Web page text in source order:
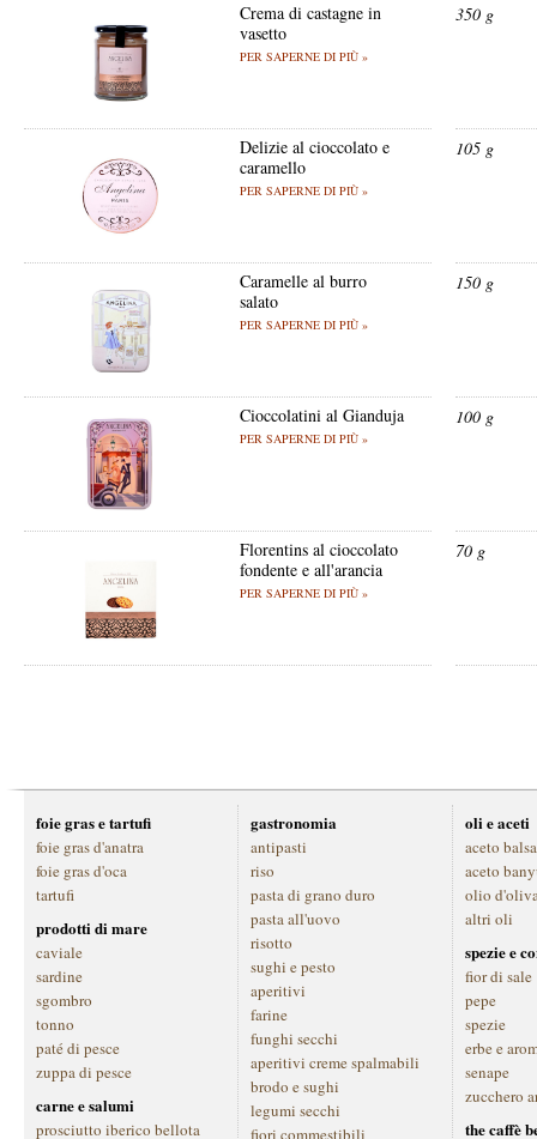
Crema di castagne in
vasetto
PER SAPERNE DI PIÙ »
350 g
Delizie al cioccolato e
caramello
PER SAPERNE DI PIÙ »
105 g
Caramelle al burro
salato
PER SAPERNE DI PIÙ »
150 g
Cioccolatini al Gianduja
PER SAPERNE DI PIÙ »
100 g
Florentins al cioccolato
fondente e all'arancia
PER SAPERNE DI PIÙ »
70 g
foie gras e tartufi
foie gras d'anatra
foie gras d'oca
tartufi
prodotti di mare
caviale
sardine
sgombro
tonno
paté di pesce
zuppa di pesce
carne e salumi
prosciutto iberico bellota
gastronomia
antipasti
riso
pasta di grano duro
pasta all'uovo
risotto
sughi e pesto
aperitivi
farine
funghi secchi
aperitivi creme spalmabili
brodo e sughi
legumi secchi
fiori commestibili
oli e aceti
aceto
aceto
olio
altri oli
spezie e
fior di sale
pepe
spezie
erbe e
senape
zucchero
the caffè